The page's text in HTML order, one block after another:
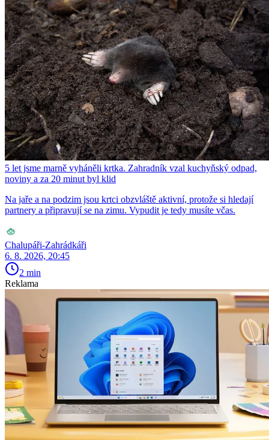
5 let jsme marně vyháněli krtka. Zahradník vzal kuchyňský odpad,
noviny a za 20 minut byl klid
Na jaře a na podzim jsou krtci obzvláště aktivní, protože si hledají
partnery a připravují se na zimu. Vypudit je tedy musíte včas.
Chalupáři-Zahrádkáři
6. 8. 2026, 20:45
2 min
Reklama